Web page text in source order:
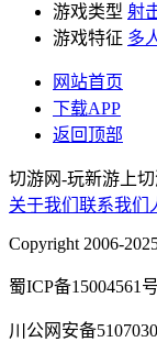
游戏类型 射
游戏特征 多
网站首页
下载APP
返回顶部
切游网-玩新游上
关于我们 联系我们
Copyright 2006-
蜀ICP备15004561
川公网安备